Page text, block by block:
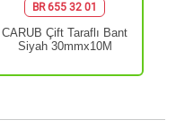
BR 655 32 01
CARUB Çift Taraflı Bant
Siyah 30mmx10M